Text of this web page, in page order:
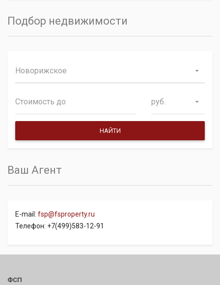
Подбор недвижимости
Новорижское
руб.
Ваш Агент
E-mail: fsp@fsproperty.ru
Телефон: +7(499)583-12-91
ФСП